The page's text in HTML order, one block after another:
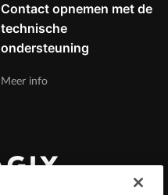
Contact opnemen met de
technische
ondersteuning
Meer info